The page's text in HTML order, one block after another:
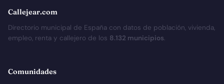
Callejear.com
Directorio municipal de España con datos de población, vivienda,
empleo, renta y callejero de los 8.132 municipios.
Comunidades